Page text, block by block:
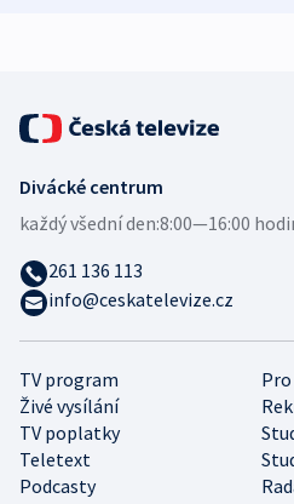
TV program
Živé vysílání
TV poplatky
Teletext
Podcasty
Divácké centrum
každý všední den:8:00—16:00
261 136 113
info@ceskatelevize.cz